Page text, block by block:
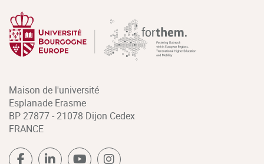
Maison de l'université
Esplanade Erasme
BP 27877 - 21078 Dijon Cedex
FRANCE